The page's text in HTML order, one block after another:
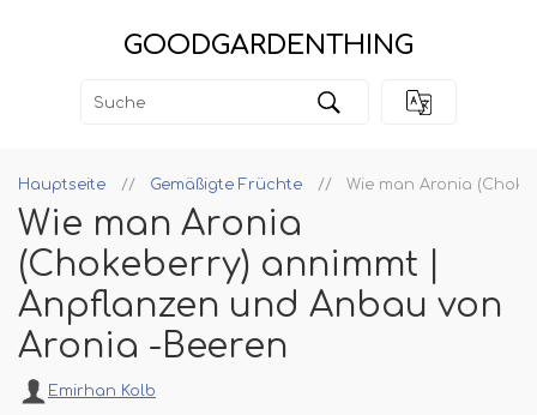
GOODGARDENTHING
Hauptseite Gemäßigte Früchte Wie man Aronia
Wie man Aronia
(Chokeberry) annimmt |
Anpflanzen und Anbau von
Aronia -Beeren
Emirhan Kolb